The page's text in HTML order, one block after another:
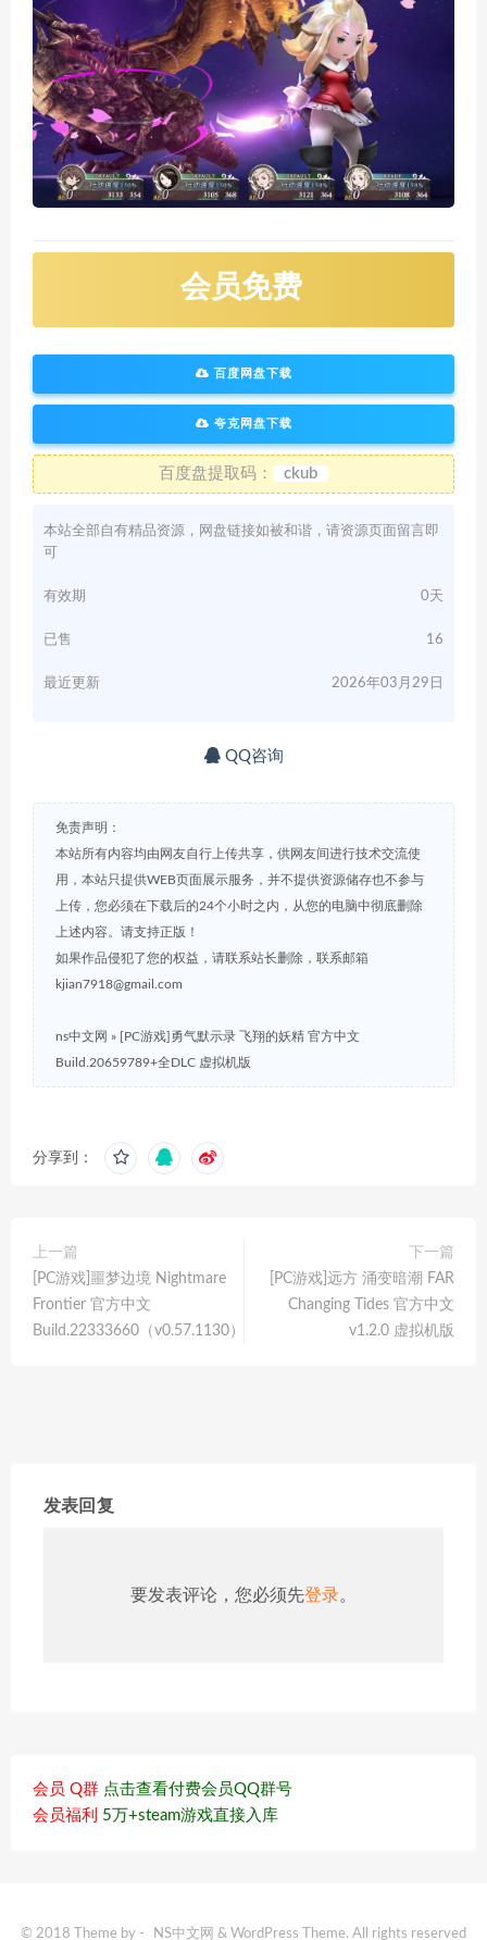
会员免费
百度网盘下载
夸克网盘下载
百度盘提取码： ckub
本站全部自有精品资源，网盘链接如被和谐，请资源页面留言即
可
有效期 0天
已售 16
最近更新 2026年03月29日
QQ咨询
免责声明：
本站所有内容均由网友自行上传共享，供网友间进行技术交流使
用，本站只提供WEB页面展示服务，并不提供资源储存也不参与
上传，您必须在下载后的24个小时之内，从您的电脑中彻底删除
上述内容。请支持正版！
如果作品侵犯了您的权益，请联系站长删除，联系邮箱
kjian7918@gmail.com
ns中文网 » [PC游戏]勇气默示录 飞翔的妖精 官方中文
Build.20659789+全DLC 虚拟机版
分享到：
上一篇
[PC游戏]噩梦边境 Nightmare
Frontier 官方中文
Build.22333660（v0.57.1130）
下一篇
[PC游戏]远方 涌变暗潮 FAR
Changing Tides 官方中文
v1.2.0 虚拟机版
发表回复
要发表评论，您必须先登录。
会员 Q群 点击查看付费会员QQ群号
会员福利 5万+steam游戏直接入库
© 2018 Theme by - NS中文网 & WordPress Theme. All rights reserved